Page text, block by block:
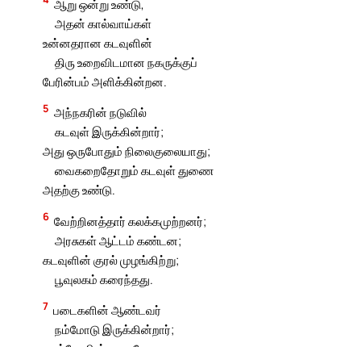
ஆறு ஒன்று உண்டு,
அதன் கால்வாய்கள்
உன்னதரான கடவுளின்
திரு உறைவிடமான நகருக்குப்
பேரின்பம் அளிக்கின்றன.
5 அந்நகரின் நடுவில்
கடவுள் இருக்கின்றார்;
அது ஒருபோதும் நிலைகுலையாது;
வைகறைதோறும் கடவுள் துணை
அதற்கு உண்டு.
6 வேற்றினத்தார் கலக்கமுற்றனர்;
அரசுகள் ஆட்டம் கண்டன;
கடவுளின் குரல் முழங்கிற்று;
பூவுலகம் கரைந்தது.
7 படைகளின் ஆண்டவர்
நம்மோடு இருக்கின்றார்;